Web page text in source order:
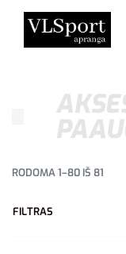
RODOMA 1–80 IŠ 81
FILTRAS